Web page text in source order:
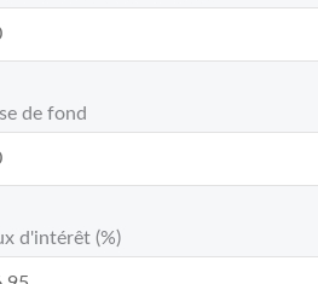
de fond
d'intérêt (%)